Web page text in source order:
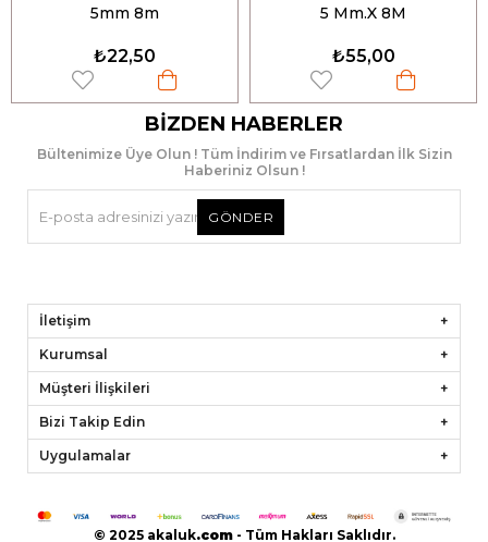
5mm 8m
₺22,50
5 Mm.X 8M
₺55,00
BIZDEN HABERLER
Bültenimize Üye Olun ! Tüm İndirim ve Fırsatlardan İlk Sizin
Haberiniz Olsun !
GÖNDER
İletişim
Kurumsal
Müşteri İlişkileri
Bizi Takip Edin
Uygulamalar
© 2025 akaluk.com- Tüm Hakları Saklıdır.